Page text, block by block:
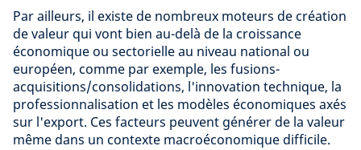
Par ailleurs, il existe de nombreux moteurs de création
de valeur qui vont bien au-delà de la croissance
économique ou sectorielle au niveau national ou
européen, comme par exemple, les fusions-
acquisitions/consolidations, l'innovation technique, la
professionnalisation et les modèles économiques axés
sur l'export. Ces facteurs peuvent générer de la valeur
même dans un contexte macroéconomique difficile.